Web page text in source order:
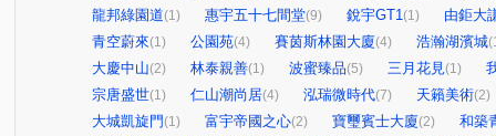
龍邦綠園道(1) 惠宇五十七間堂(9) 銳宇GT1(1)
由鉅大
青空蔚來(1) 公園苑(4) 賽茵斯林園大廈(4) 浩瀚湖濱城
大慶中山(2) 林泰親善(1) 波蜜臻品(5) 三月花見(1)
宗唐盛世(1) 仁山潮尚居(4) 泓瑞微時代(7) 天籟美術(2)
大城凱旋門 (1) 富宇帝國之心(2) 寶璽賓士大廈(2)
和築